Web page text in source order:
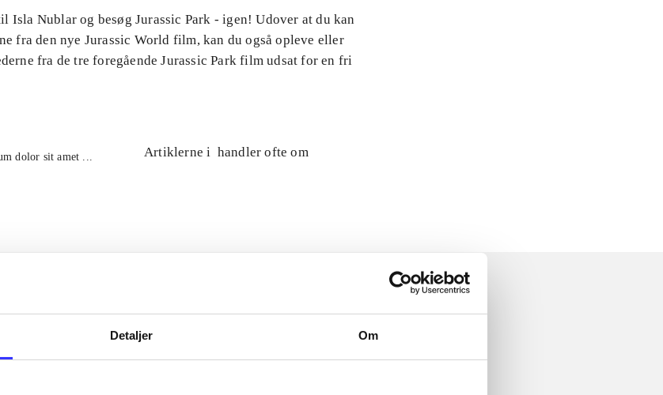
Detaljer Om
Isla Nublar og besøg Jurassic Park - igen! Udover at du kan
fra den nye Jurassic World film, kan du også opleve eller
fra de tre foregående Jurassic Park film udsat for en fri
dolor sit amet ...
Artiklerne i handler ofte om